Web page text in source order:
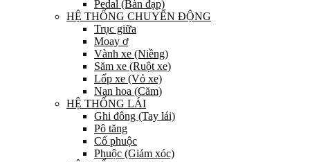
Pedal (Bàn đạp)
HỆ THỐNG CHUYỂN ĐỘNG
Trục giữa
Moay ơ
Vành xe (Niềng)
Săm xe (Ruột xe)
Lốp xe (Vỏ xe)
Nan hoa (Căm)
HỆ THỐNG LÁI
Ghi đông (Tay lái)
Pô tăng
Cổ phuộc
Phuộc (Giảm xóc)